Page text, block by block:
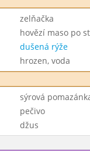
zelňačka
hovězí maso po
dušená rýže
hrozen, voda
sýrová
pečivo
džus